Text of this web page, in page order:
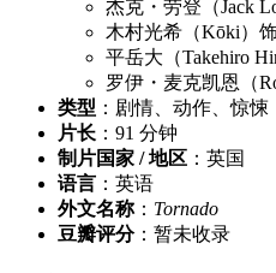
杰克・劳登（Jack
木村光希（Kōki）
平岳大（Takehiro
罗伊・麦克凯恩（
类型 ：剧情、动作、惊悚
片长 ：91 分钟
制片国家 / 地区 ：英国
语言 ：英语
外文名称： Tornado
豆瓣评分：暂未收录